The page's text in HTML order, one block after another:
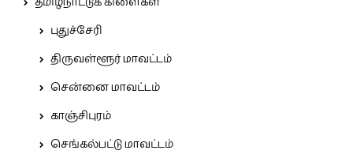
புதுச்சேரி
திருவள்ளூர் மாவட்டம்
சென்னை மாவட்டம்
காஞ்சிபுரம்
செங்கல்பட்டு மாவட்டம்